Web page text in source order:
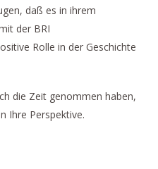
daß es in ihrem
der BRI
Rolle in der Geschichte
die Zeit genommen haben,
Ihre Perspektive.